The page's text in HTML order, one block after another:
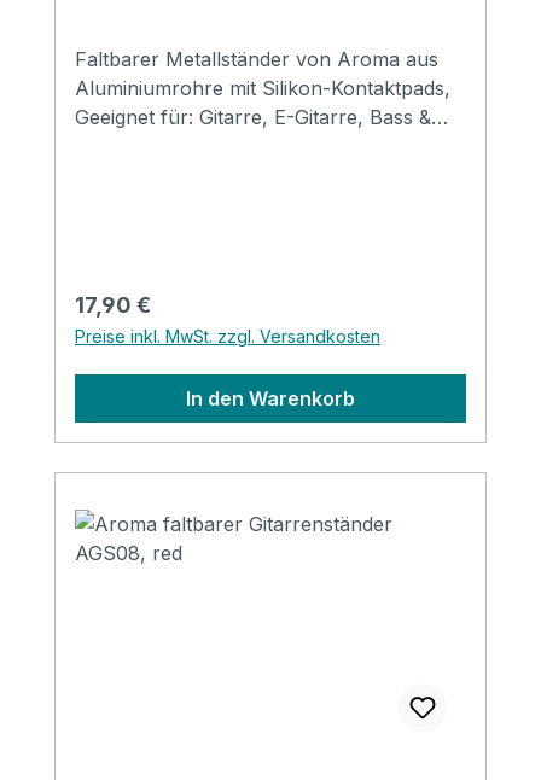
Faltbarer Metallständer von Aroma aus
Aluminiumrohre mit Silikon-Kontaktpads,
Geeignet für: Gitarre, E-Gitarre, Bass &
Regulärer Preis:
17,90 €
Preise inkl. MwSt. zzgl. Versandkosten
In den Warenkorb